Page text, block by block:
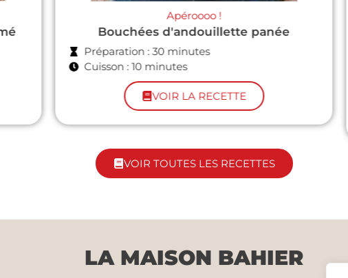
En famille
English bacon & egg muffins
Préparation : 4 heures (temps de pousse des
English muffins compris !)
Cuisson : 15 minutes
VOIR LA RECETTE
VOIR TOUTES LES RECETTES
LA MAISON BAHIER